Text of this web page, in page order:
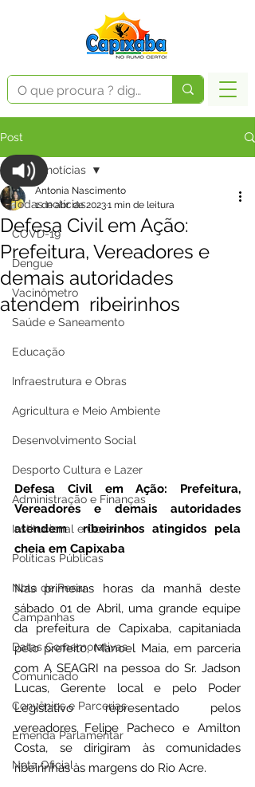
Post
Todas notícias
COVD-19
Dengue
Vacinômetro
Saúde e Saneamento
Educação
Infraestrutura e Obras
Agricultura e Meio Ambiente
Desenvolvimento Social
Desporto Cultura e Lazer
Administração e Finanças
Institucional e Governo
Políticas Públicas
Nota de Pesar
Campanhas
Datas Comemorativas
Comunicado
Convênios e Parcerias
Emenda Parlamentar
Nota Oficial
Todas notícias
Defesa Civil em Ação:
Prefeitura, Vereadores e
demais autoridades
atendem ribeirinhos
Antonia Nascimento
1 de abr. de 20231 min de leitura
Defesa Civil em Ação: Prefeitura,
Vereadores e demais autoridades
atendem  ribeirinhos atingidos pela
cheia em Capixaba
Nas primeiras horas da manhã deste
sábado 01 de Abril, uma grande equipe
da prefeitura de Capixaba, capitaniada
pelo prefeito, Manoel Maia, em parceria
com A SEAGRI na pessoa do Sr. Jadson
Lucas, Gerente local e pelo Poder
Legislativo representado pelos
vereadores Felipe Pacheco e Amilton
Costa, se dirigiram às comunidades
ribeirinhas às margens do Rio Acre.